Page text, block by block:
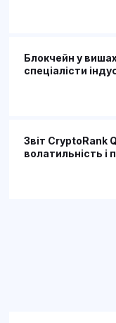
Блокчейн у
спеціалісти
Звіт CryptoRank
волатильність і